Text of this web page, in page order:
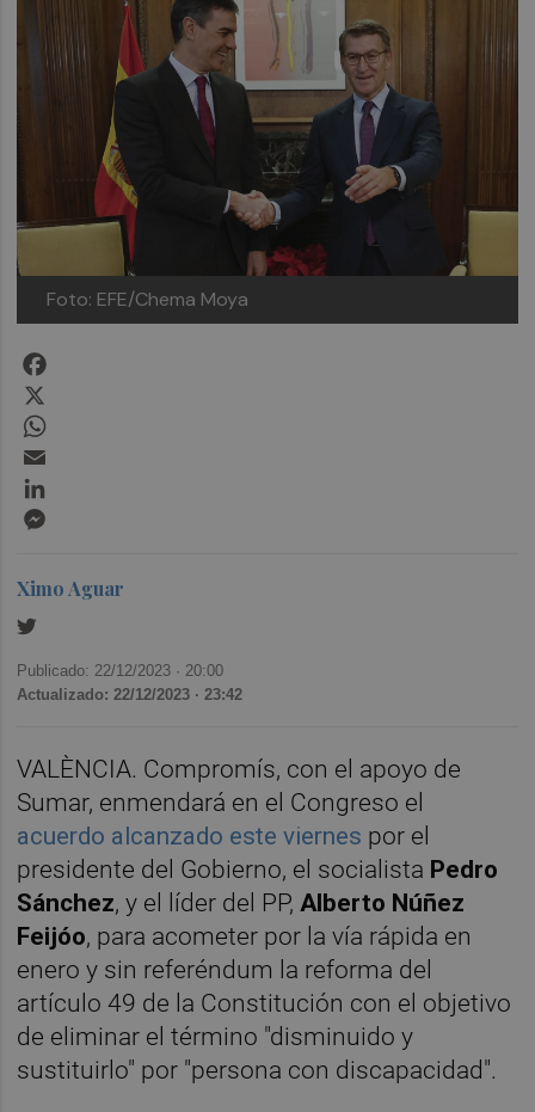
Foto: EFE/Chema Moya
Ximo Aguar
Publicado: 22/12/2023 · 20:00
Actualizado: 22/12/2023 · 23:42
VALÈNCIA. Compromís, con el apoyo de
Sumar, enmendará en el Congreso el
acuerdo alcanzado este viernes por el
presidente del Gobierno, el socialista Pedro
Sánchez, y el líder del PP, Alberto Núñez
Feijóo, para acometer por la vía rápida en
enero y sin referéndum la reforma del
artículo 49 de la Constitución con el objetivo
de eliminar el término "disminuido y
sustituirlo" por "persona con discapacidad".